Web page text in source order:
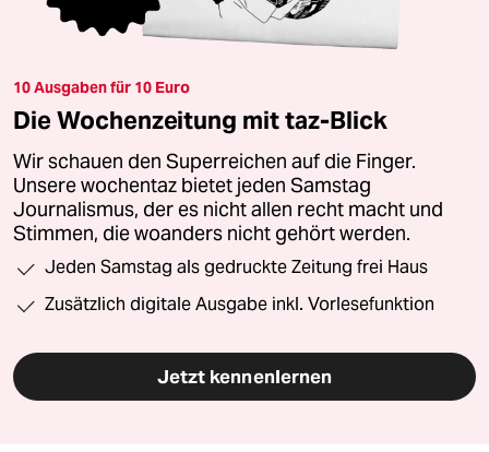
10 Ausgaben für 10 Euro
Die Wochenzeitung mit taz-Blick
Wir schauen den Superreichen auf die Finger.
Unsere wochentaz bietet jeden Samstag
Journalismus, der es nicht allen recht macht und
Stimmen, die woanders nicht gehört werden.
Jeden Samstag als gedruckte Zeitung frei Haus
Zusätzlich digitale Ausgabe inkl. Vorlesefunktion
Jetzt kennenlernen